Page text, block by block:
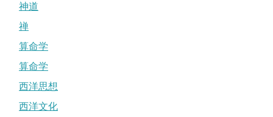
神道
禅
算命学
算命学
西洋思想
西洋文化